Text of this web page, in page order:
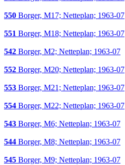
550 Borger, M17; Netteplan; 1963-07
551 Borger, M18; Netteplan; 1963-07
542 Borger, M2; Netteplan; 1963-07
552 Borger, M20; Netteplan; 1963-07
553 Borger, M21; Netteplan; 1963-07
554 Borger, M22; Netteplan; 1963-07
543 Borger, M6; Netteplan; 1963-07
544 Borger, M8; Netteplan; 1963-07
545 Borger, M9; Netteplan; 1963-07